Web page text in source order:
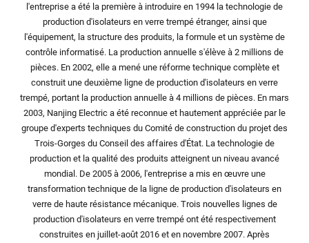
l'entreprise a été la première à introduire en 1994 la technologie de
production d'isolateurs en verre trempé étranger, ainsi que
l'équipement, la structure des produits, la formule et un système de
contrôle informatisé. La production annuelle s'élève à 2 millions de
pièces. En 2002, elle a mené une réforme technique complète et
construit une deuxième ligne de production d'isolateurs en verre
trempé, portant la production annuelle à 4 millions de pièces. En mars
2003, Nanjing Electric a été reconnue et hautement appréciée par le
groupe d'experts techniques du Comité de construction du projet des
Trois-Gorges du Conseil des affaires d'État. La technologie de
production et la qualité des produits atteignent un niveau avancé
mondial. De 2005 à 2006, l'entreprise a mis en œuvre une
transformation technique de la ligne de production d'isolateurs en
verre de haute résistance mécanique. Trois nouvelles lignes de
production d'isolateurs en verre trempé ont été respectivement
construites en juillet-août 2016 et en novembre 2007. Après